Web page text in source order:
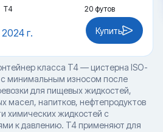
Т4 20 футов
2024 г. Купить
класса T4 — цистерна ISO-
минимальным износом после
для пищевых жидкостей,
масел, напитков, нефтепродуктов
химических жидкостей с
к давлению. T4 применяют для